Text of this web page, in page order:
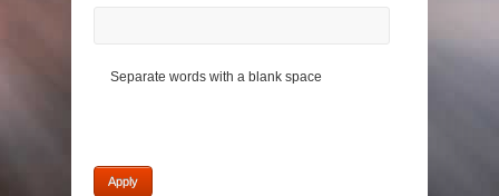
Separate words with a blank space